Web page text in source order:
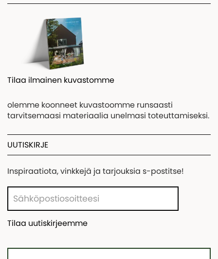
Tilaa ilmainen kuvastomme
olemme koonneet kuvastoomme runsaasti
tarvitsemaasi materiaalia unelmasi toteuttamiseksi.
UUTISKIRJE
Inspiraatiota, vinkkejä ja tarjouksia s-postitse!
Tilaa uutiskirjeemme